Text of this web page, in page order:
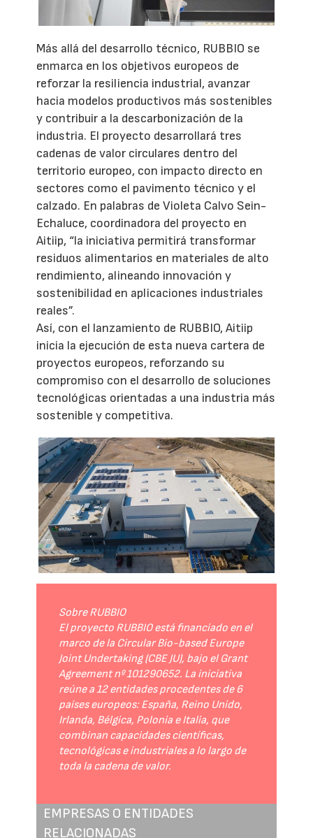
Más allá del desarrollo técnico, RUBBIO se
enmarca en los objetivos europeos de
reforzar la resiliencia industrial, avanzar
hacia modelos productivos más sostenibles
y contribuir a la descarbonización de la
industria. El proyecto desarrollará tres
cadenas de valor circulares dentro del
territorio europeo, con impacto directo en
sectores como el pavimento técnico y el
calzado. En palabras de Violeta Calvo Sein-
Echaluce, coordinadora del proyecto en
Aitiip, “la iniciativa permitirá transformar
residuos alimentarios en materiales de alto
rendimiento, alineando innovación y
sostenibilidad en aplicaciones industriales
reales”.
Así, con el lanzamiento de RUBBIO, Aitiip
inicia la ejecución de esta nueva cartera de
proyectos europeos, reforzando su
compromiso con el desarrollo de soluciones
tecnológicas orientadas a una industria más
sostenible y competitiva.
Sobre RUBBIO
El proyecto RUBBIO está financiado en el
marco de la Circular Bio-based Europe
Joint Undertaking (CBE JU), bajo el Grant
Agreement nº 101290652. La iniciativa
reúne a 12 entidades procedentes de 6
países europeos: España, Reino Unido,
Irlanda, Bélgica, Polonia e Italia, que
combinan capacidades científicas,
tecnológicas e industriales a lo largo de
toda la cadena de valor.
EMPRESAS O ENTIDADES
RELACIONADAS